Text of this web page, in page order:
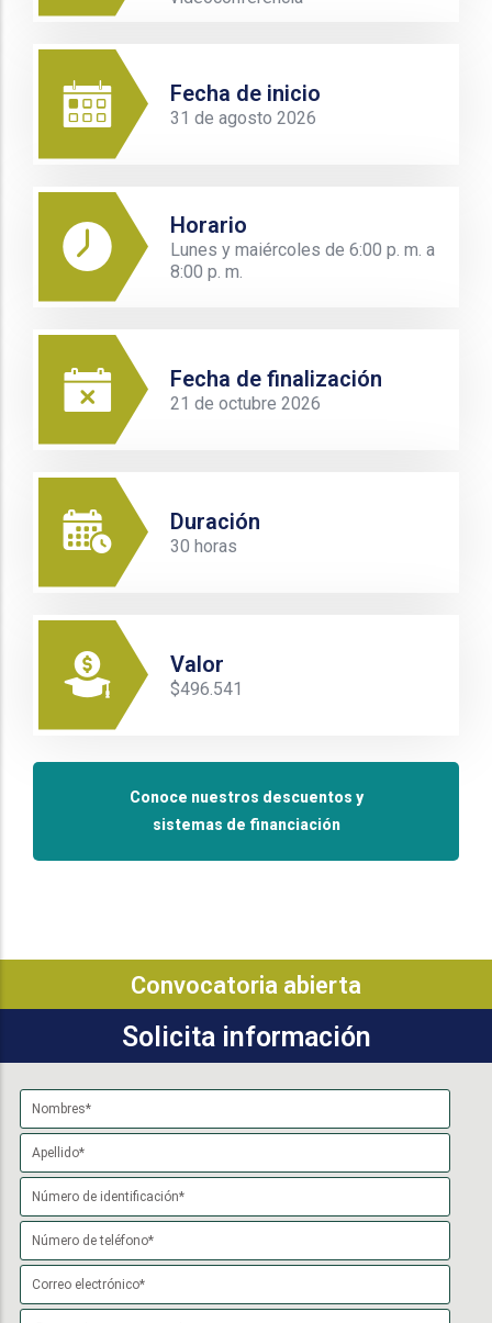
Fecha de inicio
31 de agosto 2026
Horario
Lunes y maiércoles de 6:00 p. m. a
8:00 p. m.
Fecha de finalización
21 de octubre 2026
Duración
30 horas
Valor
$496.541
Conoce nuestros descuentos y
sistemas de financiación
Convocatoria abierta
Solicita información